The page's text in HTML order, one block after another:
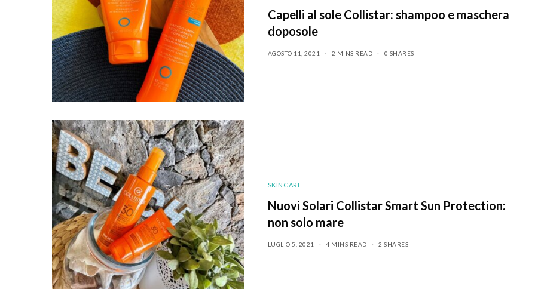
Capelli al sole Collistar: shampoo e maschera
doposole
AGOSTO 11, 2021 2 MINS READ 0 SHARES
SKINCARE
Nuovi Solari Collistar Smart Sun Protection:
non solo mare
LUGLIO 5, 2021 4 MINS READ 2 SHARES